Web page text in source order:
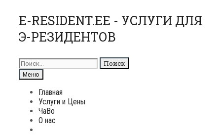
Перейти
к
содержимому
E-RESIDENT.EE - УСЛУГИ ДЛЯ
Э-РЕЗИДЕНТОВ
Поиск
для:
Поиск
Меню
Главная
Услуги и Цены
ЧаВо
О нас